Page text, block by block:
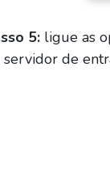
5: ligue as
servidor de